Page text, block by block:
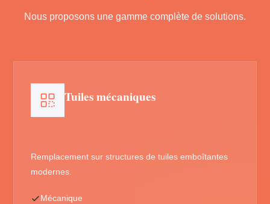
Nous proposons une gamme complète de solutions.
Tuiles mécaniques
Remplacement sur structures de tuiles emboîtantes
modernes.
Mécanique